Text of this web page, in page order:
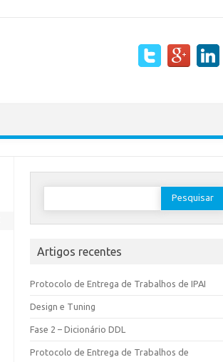
Artigos recentes
Protocolo de Entrega de Trabalhos de IPAI
Design e Tuning
Fase 2 – Dicionário DDL
Protocolo de Entrega de Trabalhos de